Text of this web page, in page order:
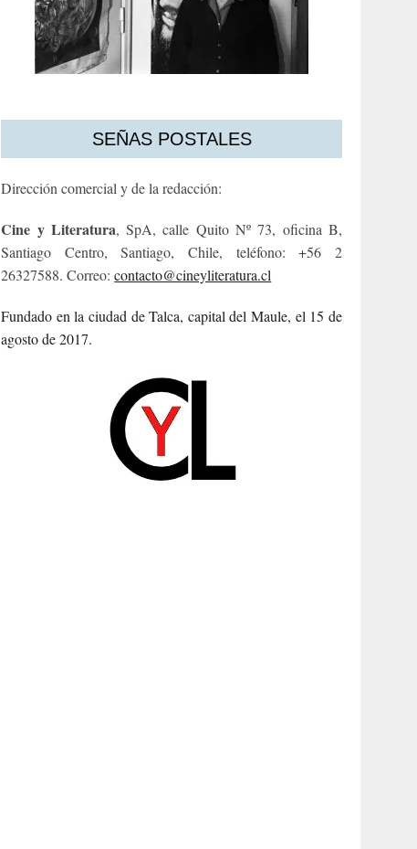
SEÑAS POSTALES
Dirección comercial y de la redacción:
Cine y Literatura, SpA, calle Quito Nº 73, oficina B,
Santiago Centro, Santiago, Chile, teléfono: +56 2
26327588. Correo:contacto@cineyliteratura.cl
Fundado en la ciudad de Talca, capital del Maule, el 15 de
agosto de 2017.